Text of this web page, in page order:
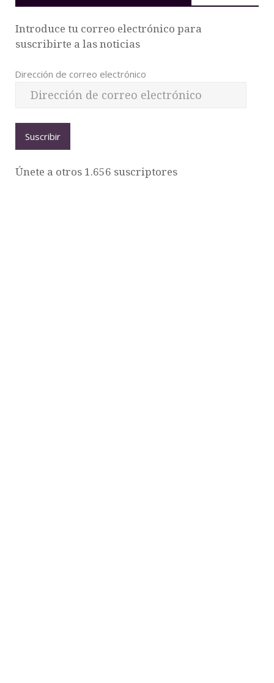
Introduce tu correo electrónico para
suscribirte a las noticias
Dirección de correo electrónico
Suscribir
Únete a otros 1.656 suscriptores